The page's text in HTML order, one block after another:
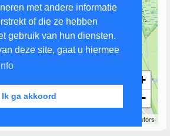
met andere informatie
of die ze hebben
gebruik van hun diensten.
deze site, gaat u hiermee
Ik ga akkoord
+
−
contributors